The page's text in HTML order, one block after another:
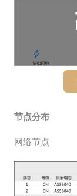
节点分布
网络节点